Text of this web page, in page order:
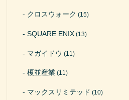
クロスウォーク (15)
SQUARE ENIX (13)
マガイドウ (11)
榎並産業 (11)
マックスリミテッド (10)